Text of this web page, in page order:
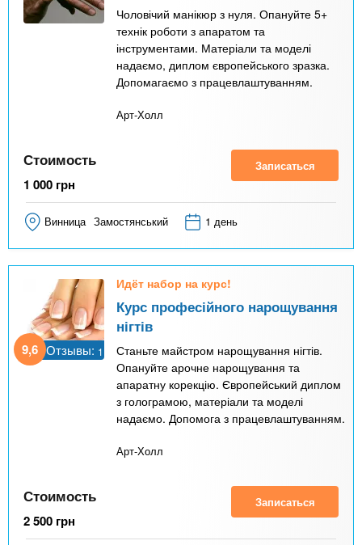
Чоловічий манікюр з нуля. Опануйте 5+
технік роботи з апаратом та
інструментами. Матеріали та моделі
надаємо, диплом європейського зразка.
Допомагаємо з працевлаштуванням.
Арт-Холл
Стоимость
1 000 грн
Записаться
Винница Замостянський 1 день
9,6 Отзывы: 1
Идёт набор на курс!
Курс професійного нарощування
нігтів
Станьте майстром нарощування нігтів.
Опануйте арочне нарощування та
апаратну корекцію. Європейський диплом
з голограмою, матеріали та моделі
надаємо. Допомога з працевлаштуванням.
Арт-Холл
Стоимость
2 500 грн
Записаться